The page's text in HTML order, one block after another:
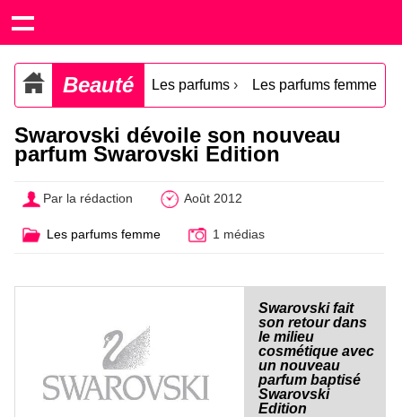
Beauté Les parfums › Les parfums femme
Swarovski dévoile son nouveau
parfum Swarovski Edition
Par la rédaction Août 2012
Les parfums femme 1 médias
Swarovski fait
son retour dans
le milieu
cosmétique avec
un nouveau
parfum baptisé
Swarovski
Edition